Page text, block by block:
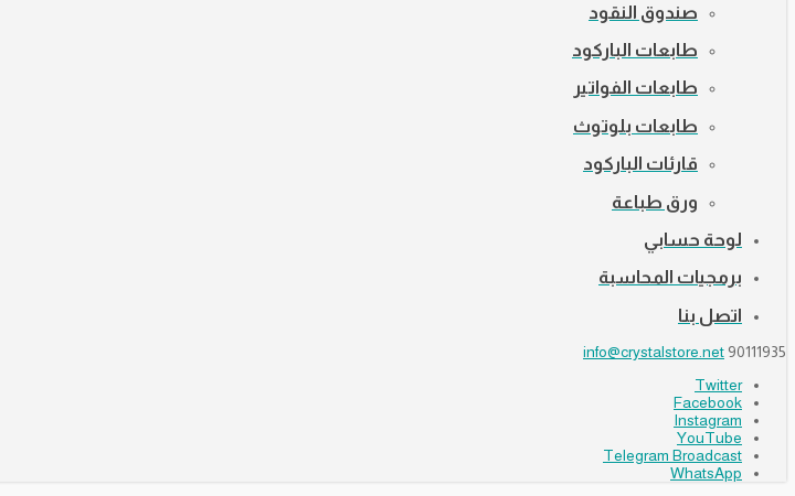
صندوق النقود
طابعات الباركود
طابعات الفواتير
طابعات بلوتوث
قارئات الباركود
ورق طباعة
لوحة حسابي
برمجيات المحاسبة
اتصل بنا
90111935
info@crystalstore.net
Twitter
Facebook
Instagram
YouTube
Telegram Broadcast
WhatsApp